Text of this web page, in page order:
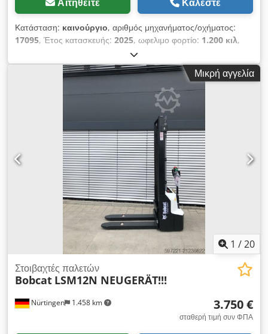
Κατάσταση: καινούργιο, αριθμός μηχανήματος/οχήματος:
17095, Έτος κατασκευής: 2025, ωφελιμο φορτίο: 1.200 κιλ,
, κέντρο βάρους φορτίου:
τύπος καυσίμου:ηλεκτρικός, τύπος ιστού:σήμπλεξ, ύψος
κατασκευής:1.970 χιλ., τάση μπαταρίας:24 V , μήκος
, συνολικό βάρος:665 κιλ, 5180321
Djdezfd Dbspfx Akaswa Αριθμός σειράς: OBWNR-000081
Μικρή αγγελία
1 /20
Nürtingen 1.458 km
Στοιβαχτές παλετών
Bobcat LSM12N NEUGERÄT!!!
3.750 €
σταθερή τιμή συν ΦΠΑ